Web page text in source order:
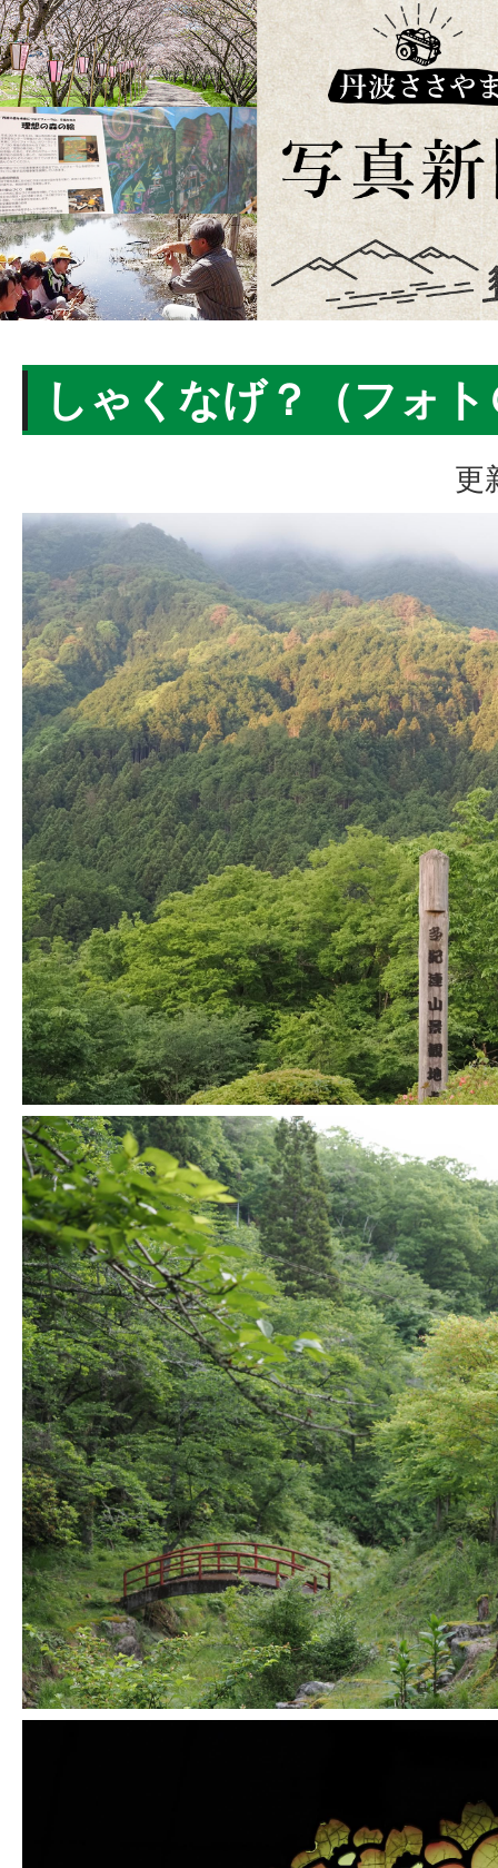
しゃくなげ？（フォ
更